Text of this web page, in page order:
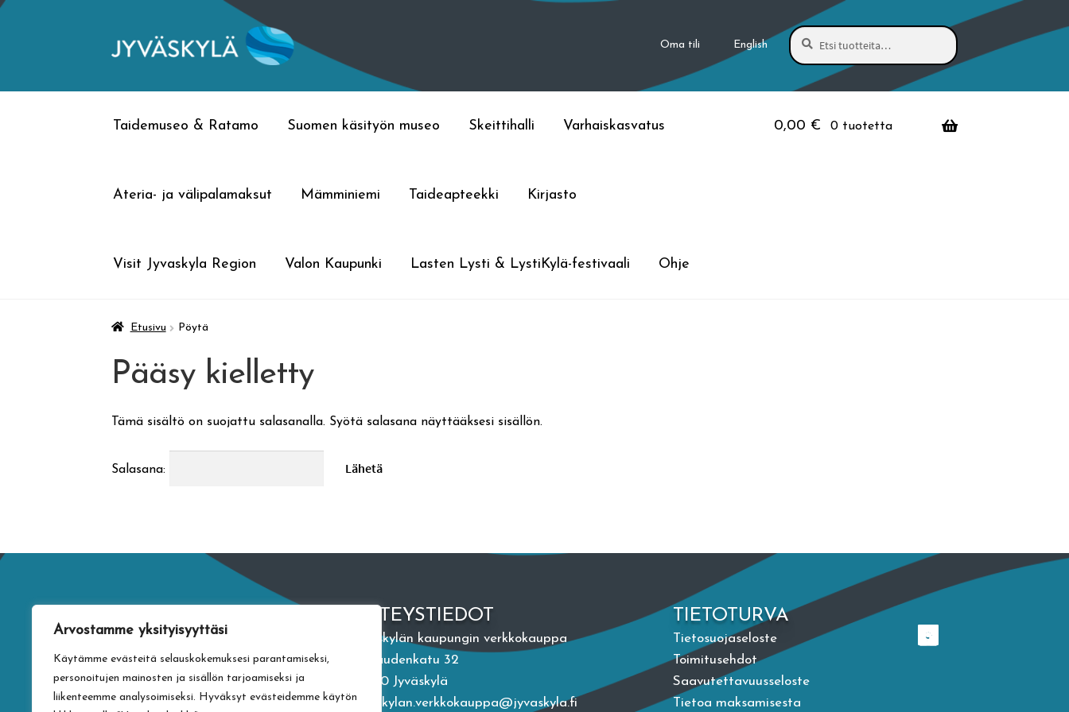
Arvostamme yksityisyyttäsi
Käytämme evästeitä selauskokemuksesi parantamiseksi,
personoitujen mainosten ja sisällön tarjoamiseksi ja
liikenteemme analysoimiseksi. Hyväksyt evästeidemme käytön
Siirry
Siirry
Oma tili English
Etsi:
Haku
Taidemuseo & Ratamo Suomen käsityön museo Skeittihalli Varhaiskasvatus
Ateria- ja välipalamaksut Mämminiemi Taideapteekki Kirjasto
Visit Jyvaskyla Region Valon Kaupunki Lasten Lysti & LystiKylä-festivaali Ohje
0,00 € 0 tuotetta
Etusivu Pöytä
Pääsy kielletty
Tämä sisältö on suojattu salasanalla. Syötä salasana näyttääksesi sisällön.
Salasana:
YHTEYSTIEDOT
Jyväskylän kaupungin verkkokauppa
Vapaudenkatu 32
40100 Jyväskylä
jyvaskylan.verkkokauppa@jyvaskyla.fi
TIETOTURVA
Tietosuojaseloste
Toimitusehdot
Saavutettavuusseloste
Tietoa maksamisesta